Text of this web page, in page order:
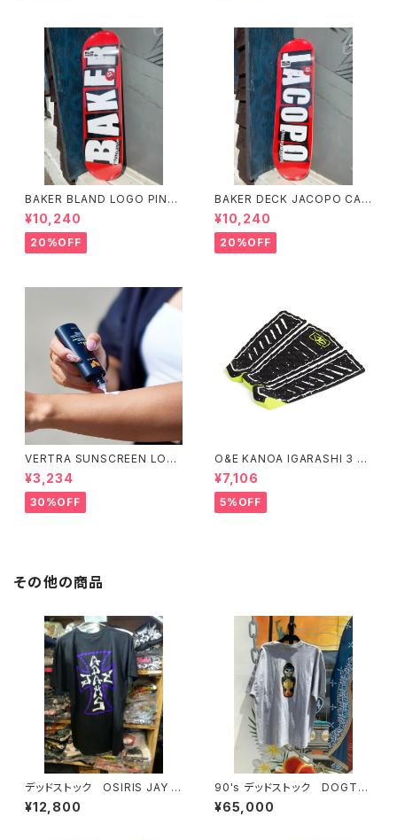
BAKER BLAND LOGO PINK
DECK 8.0 ベイカー ブラン
ド ロゴ デッキ ピンク 8イ
ンチ スケートボード スケボー
¥10,240
20%OFF
BAKER DECK JACOPO CAR
OZZI BRAND LOGO 8.25 ベ
イカー デッキ ジェイコープ ブ
ランド ロゴ スケートボード
スケボー
¥10,240
20%OFF
VERTRA SUNSCREEN LOTI
ON WHITE SPF 44＃
¥3,234
30%OFF
O&E KANOA IGARASHI 3 PI
ECE BLACK/LIME｜PRO SE
RIES
¥7,106
5%OFF
その他の商品
デッドストック OSIRIS JAY A
DAMS
¥12,800
90's デッドストック DOGTO
WN
¥65,000